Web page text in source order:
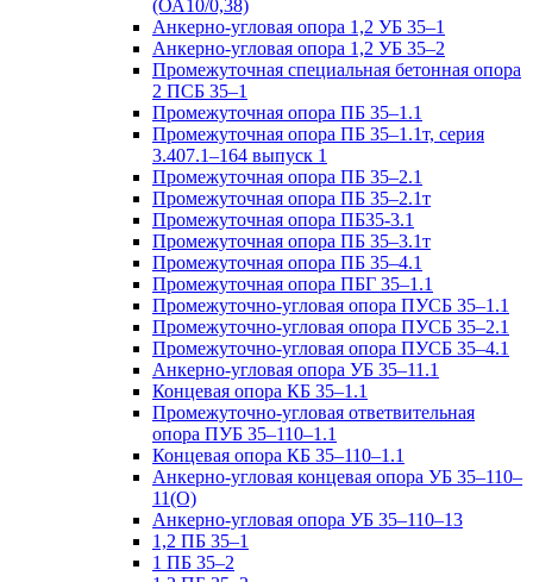
(ОА10/0,38)
Анкерно-угловая опора 1,2 УБ 35–1
Анкерно-угловая опора 1,2 УБ 35–2
Промежуточная специальная бетонная опора
2 ПСБ 35–1
Промежуточная опора ПБ 35–1.1
Промежуточная опора ПБ 35–1.1т, серия
3.407.1–164 выпуск 1
Промежуточная опора ПБ 35–2.1
Промежуточная опора ПБ 35–2.1т
Промежуточная опора ПБ35-3.1
Промежуточная опора ПБ 35–3.1т
Промежуточная опора ПБ 35–4.1
Промежуточная опора ПБГ 35–1.1
Промежуточно-угловая опора ПУСБ 35–1.1
Промежуточно-угловая опора ПУСБ 35–2.1
Промежуточно-угловая опора ПУСБ 35–4.1
Анкерно-угловая опора УБ 35–11.1
Концевая опора КБ 35–1.1
Промежуточно-угловая ответвительная
опора ПУБ 35–110–1.1
Концевая опора КБ 35–110–1.1
Анкерно-угловая концевая опора УБ 35–110–
11(О)
Анкерно-угловая опора УБ 35–110–13
1,2 ПБ 35–1
1 ПБ 35–2